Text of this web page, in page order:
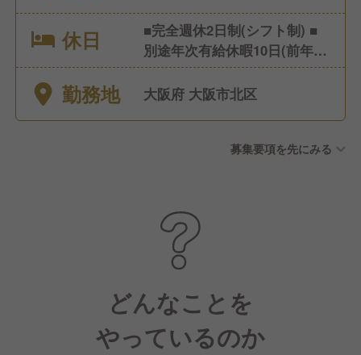
休日
■完全週休2日制(シフト制) ■
別途年次有給休暇10日(前年度
取得実績100%) ※会社とし
て有給休暇の消化を推奨して
り（4名） ■リフレッシュ休暇
ため、今後も休日休暇を改善
して参ります。
勤務地 大阪府 大阪市北区
募集要項を先にみる
どんなことを
やっているのか